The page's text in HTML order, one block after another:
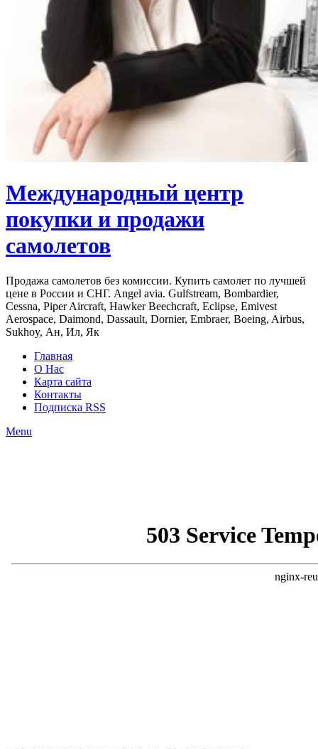
Международный центр
покупки и продажи
самолетов
Продажа самолетов без комиссии. Купить самолет по лучшей
цене в России и СНГ. Angel avia. Gulfstream, Bombardier,
Cessna, Piper Aircraft, Hawker Beechcraft, Eclipse, Emivest
Aerospace, Daimond, Dassault, Dornier, Embraer, Boeing, Airbus,
Sukhoy, Ан, Ил, Як
Главная
О Нас
Карта сайта
Контакты
Подписка RSS
Menu